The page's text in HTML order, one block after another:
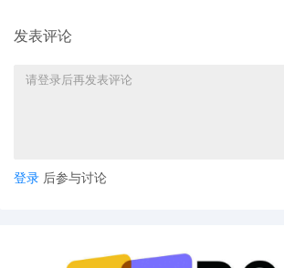
发表评论
登录 后参与讨论